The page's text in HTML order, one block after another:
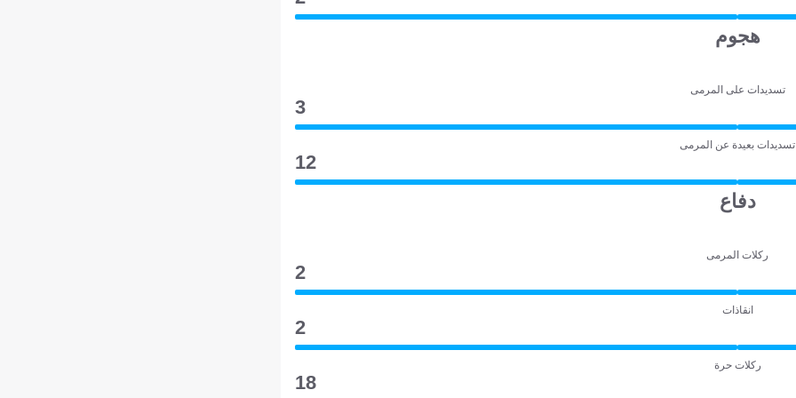
هجوم
تسديدات على المرمى
3
تسديدات بعيدة عن المرمى
12
دفاع
ركلات المرمى
2
انقاذات
2
ركلات حرة
18